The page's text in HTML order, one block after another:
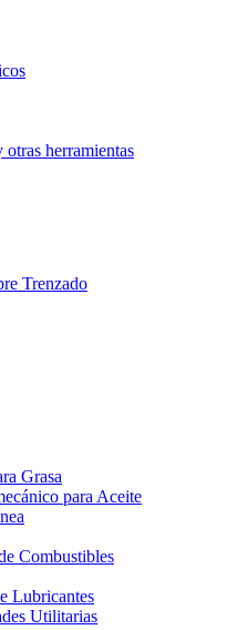
otras herramientas
Trenzado
Grasa
para Aceite
Combustibles
Lubricantes
Utilitarias